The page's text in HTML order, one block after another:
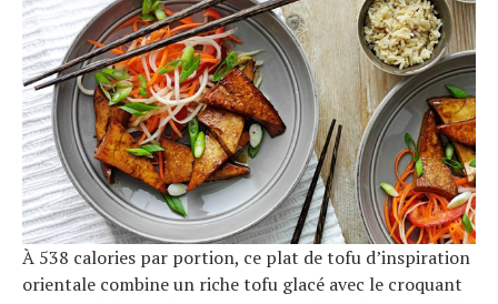
À 538 calories par portion, ce plat de tofu d’inspiration
orientale combine un riche tofu glacé avec le croquant